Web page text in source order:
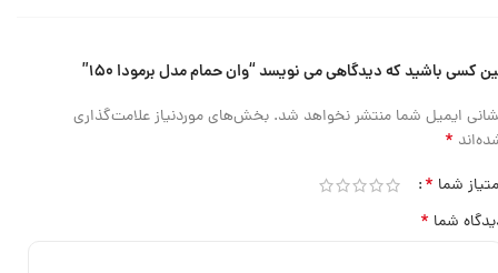
کسی باشید که دیدگاهی می نویسد “وان حمام مدل برمودا ۱۵۰”
ایمیل شما منتشر نخواهد شد. بخش‌های موردنیاز علامت‌گذاری
*
شما *
شما *